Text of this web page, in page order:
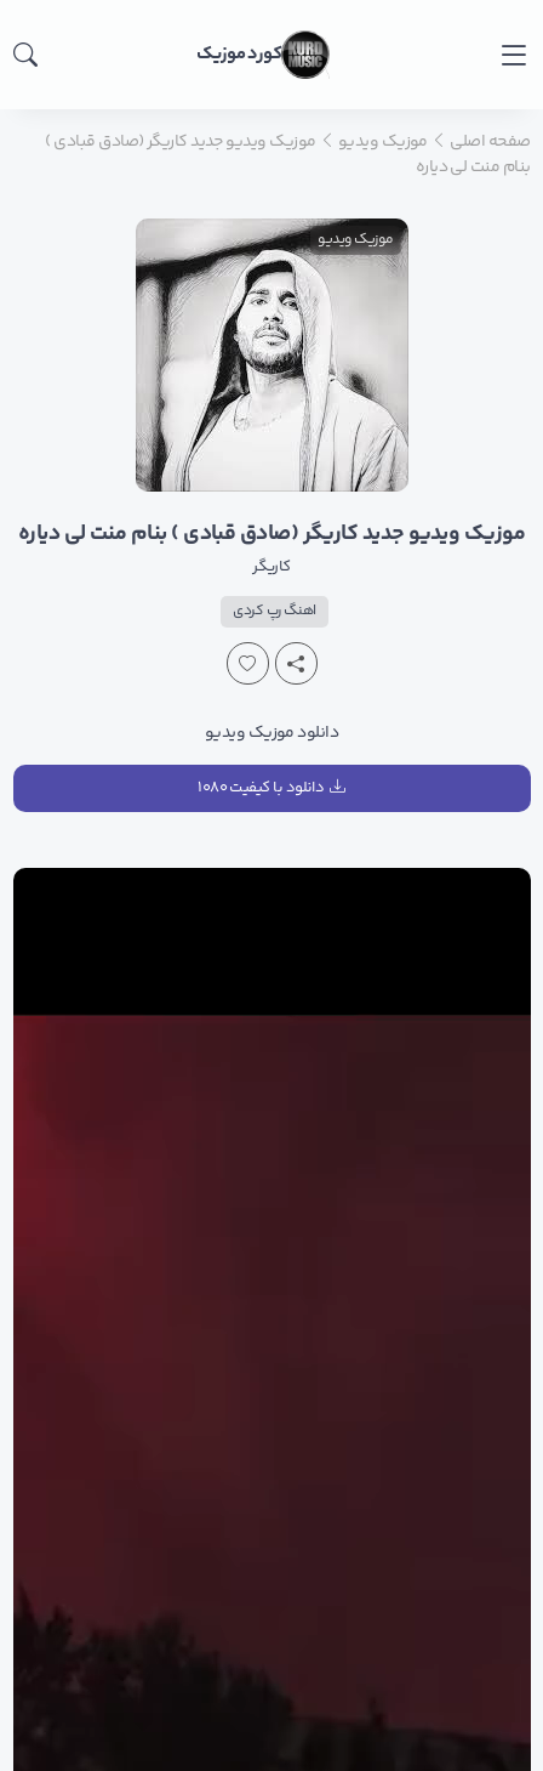
کورد موزیک
صفحه اصلی موزیک ویدیو
موزیک ویدیو جدید کاریگر (صادق قبادی )
بنام منت لی دیاره
موزیک ویدیو
موزیک ویدیو جدید کاریگر (صادق قبادی ) بنام منت لی دیاره
کاریگر
اهنگ رپ کردی
دانلود موزیک ویدیو
دانلود با کیفیت ۱۰۸۰